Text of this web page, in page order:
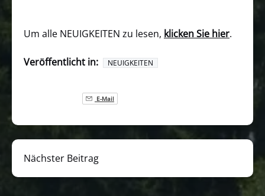
Um ​​alle NEUIGKEITEN zu lesen, klicken Sie hier.
Veröffentlicht in: NEUIGKEITEN
E-Mail
Nächster Beitrag